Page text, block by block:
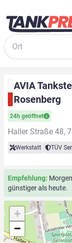
Suche
AVIA
Rosenberg
24h geöffnet
Haller Straße 48,
Werkstatt TÜV
Empfehlung:
günstiger als heute.
+
−